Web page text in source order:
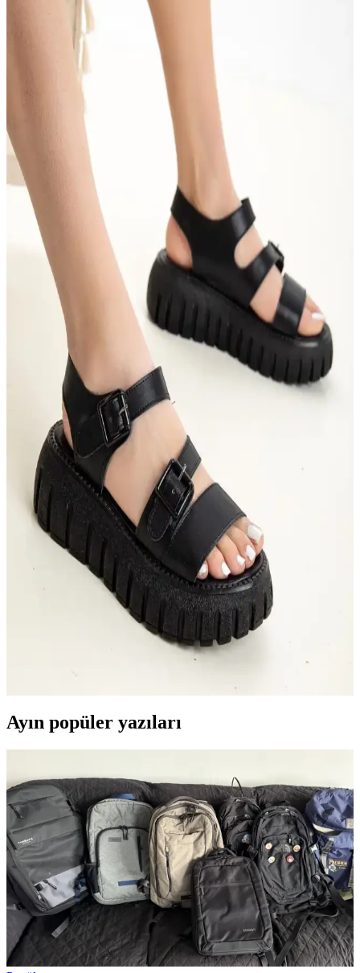
Gezer Yazlık Erkek Terlik, hafif, şık ve dayanıklı malzemeleriyle
günlük kullanımda konfor sağlar, sade tasarımıyla farklı tarzlara
Hammer Jack Peru Hakiki Deri Kadın Spor
Ayakkabısı Günlük Kullanım ve Tasarım Özellikleri
Hammer Jack Peru hakiki deri kadın spor ayakkabısı, çeşitli renk
seçenekleriyle rahatlık ve şıklık sunar, dayanıklı yapısı ve uygun
fiyatıyla günlük kullanım için ideal bir tercih.
İmerShoes Beyaz ve Lacivert Sneaker
Karşılaştırması: Konfor ve Şıklık Analizi
İmerShoes'in beyaz ve lacivert sneaker modelleri, hafifliği ve
rahatlığıyla günlük kullanım için ideal. Her iki model de nefes
alabilen kumaş ve slip-on tasarımıyla öne çıkar.
Erkek Loafer Ayakkabılar: Şıklık ve Rahatlığın
Modern Buluşması
Modern erkekler için rahat ve şık loafer ayakkabılar, çeşitli modeller
ve malzemelerle her tarza uygun seçenekler sunar. Günlük ve resmi
kullanımlar için ideal tercihleri keşfedin.
LAL Shoes & Bags Kadın Topuklu Terlik Ip Detaylı
Yeşil Şıklık ve Konfor Bir Arada
LAL Shoes & Bags'in yeşil kadın topuklu terliği, şıklık ve rahatlığı
bir arada sunar, ip detaylarıyla öne çıkar.
Bayan Converse Ayakkabıları: Modaya Uygun
Rahat ve Şık Seçenekler
Bayan Converse ayakkabıları, şıklık ve rahatlığı bir arada sunan
çeşitli modelleriyle her tarza uygun seçenekler sağlar, uygun fiyatlı
ve trend koleksiyonlarıyla stilinizi tamamlar.
MİSS ZÜLÜF Kadın Sandalet: Şık ve Rahat
Günlük Kullanım İçin Modern Tasarım
MİSS ZÜLÜF kadın sandaletleri, hafif poliüretan taban ve suni deri
üst yüzeyiyle günlük ve casual kullanıma uygun, şık ve rahat bir
seçenektir. Sade tasarımıyla çok yönlü kombinlere uyum sağlar.
Ayın popüler yazıları